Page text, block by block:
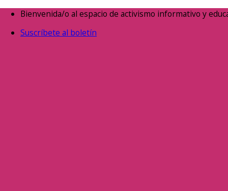
Saltar
contenido
Bienvenida/o al espacio de activismo informativo y
Suscríbete al boletín